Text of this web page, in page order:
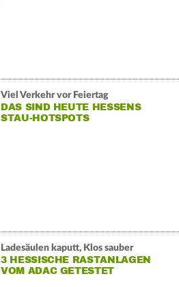
Viel Verkehr vor Feiertag
DAS SIND HEUTE HESSENS
STAU-HOTSPOTS
Ladesäulen kaputt, Klos sauber
3 HESSISCHE RASTANLAGEN
VOM ADAC GETESTET